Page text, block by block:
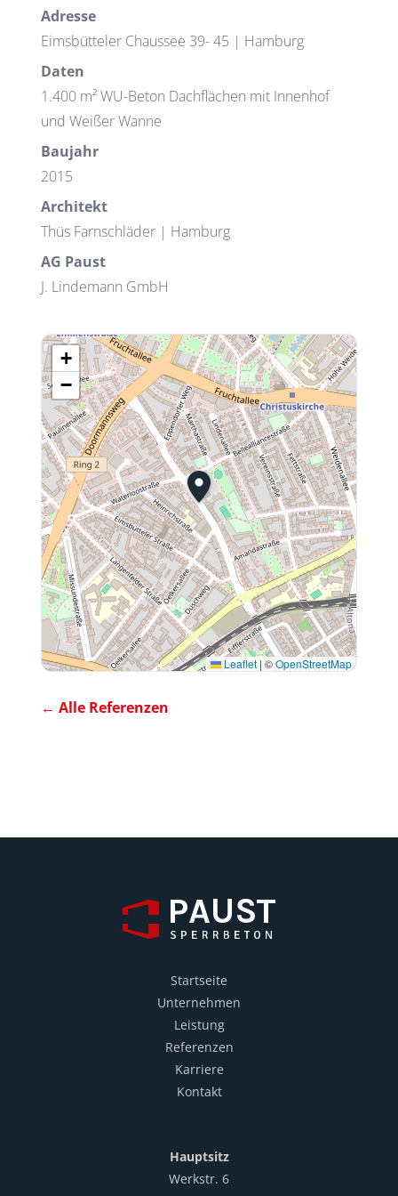
Adresse
Eimsbütteler Chaussee 39- 45 | Hamburg
Daten
1.400 m² WU-Beton Dachflächen mit Innenhof
und Weißer Wanne
Baujahr
2015
Architekt
Thüs Farnschläder | Hamburg
AG Paust
J. Lindemann GmbH
+
−
Leaflet |©OpenStreetMap
← Alle Referenzen
Startseite
Unternehmen
Leistung
Referenzen
Karriere
Kontakt
Hauptsitz
Werkstr. 6